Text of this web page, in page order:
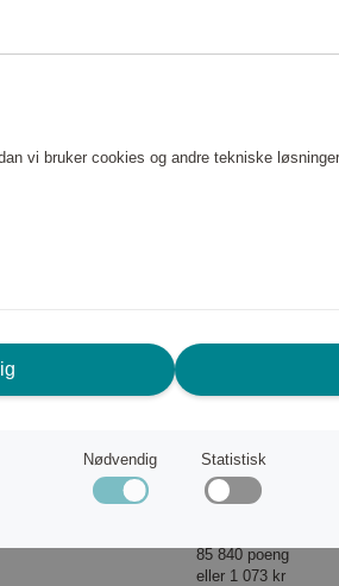
Mannera LED-
85 840 poeng
eller 1 073 kr
vi bruker cookies og andre tekniske
Nødvendig Statistisk